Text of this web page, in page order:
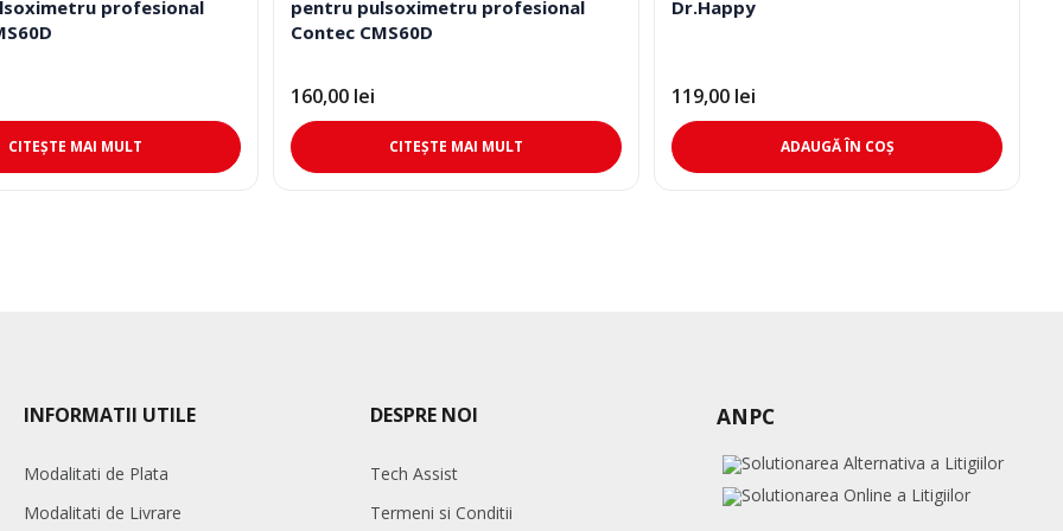
profesional
CITEȘTE MAI MULT
pentru pulsoximetru profesional
Contec CMS60D
160,00 lei
CITEȘTE MAI MULT
Dr.Happy
119,00 lei
ADAUGĂ ÎN COȘ
INFORMATII UTILE
Modalitati de Plata
Modalitati de Livrare
DESPRE NOI
Tech Assist
Termeni si Conditii
ANPC